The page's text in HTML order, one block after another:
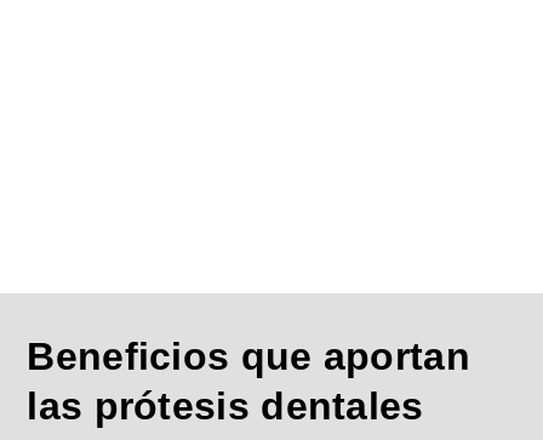
Beneficios que aportan
las prótesis dentales